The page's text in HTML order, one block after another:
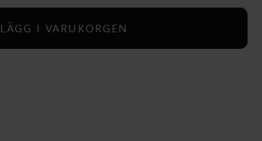
LÄGG I VARUKORGEN